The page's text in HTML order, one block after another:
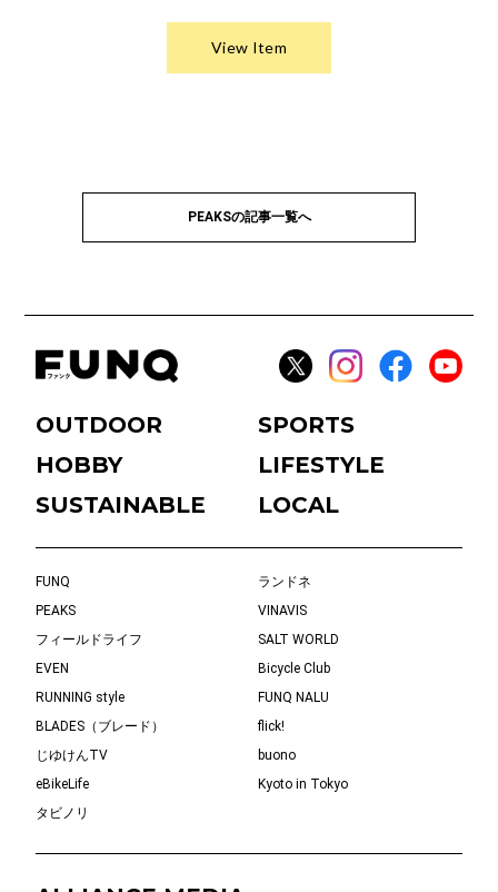
PEAKSの記事一覧へ
OUTDOOR
SPORTS
HOBBY
LIFESTYLE
SUSTAINABLE
LOCAL
FUNQ
ランドネ
PEAKS
VINAVIS
フィールドライフ
SALT WORLD
EVEN
Bicycle Club
RUNNING style
FUNQ NALU
BLADES（ブレード）
flick!
じゆけんTV
buono
eBikeLife
Kyoto in Tokyo
タビノリ